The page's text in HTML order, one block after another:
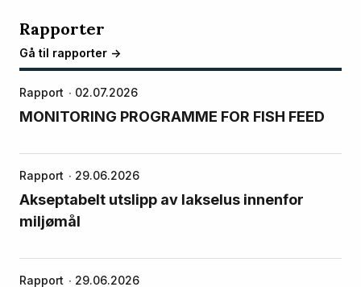
Rapporter
Gå til rapporter ->
Rapport 02.07.2026
MONITORING PROGRAMME FOR FISH FEED
Rapport 29.06.2026
Akseptabelt utslipp av lakselus innenfor
miljømål
Rapport 29.06.2026